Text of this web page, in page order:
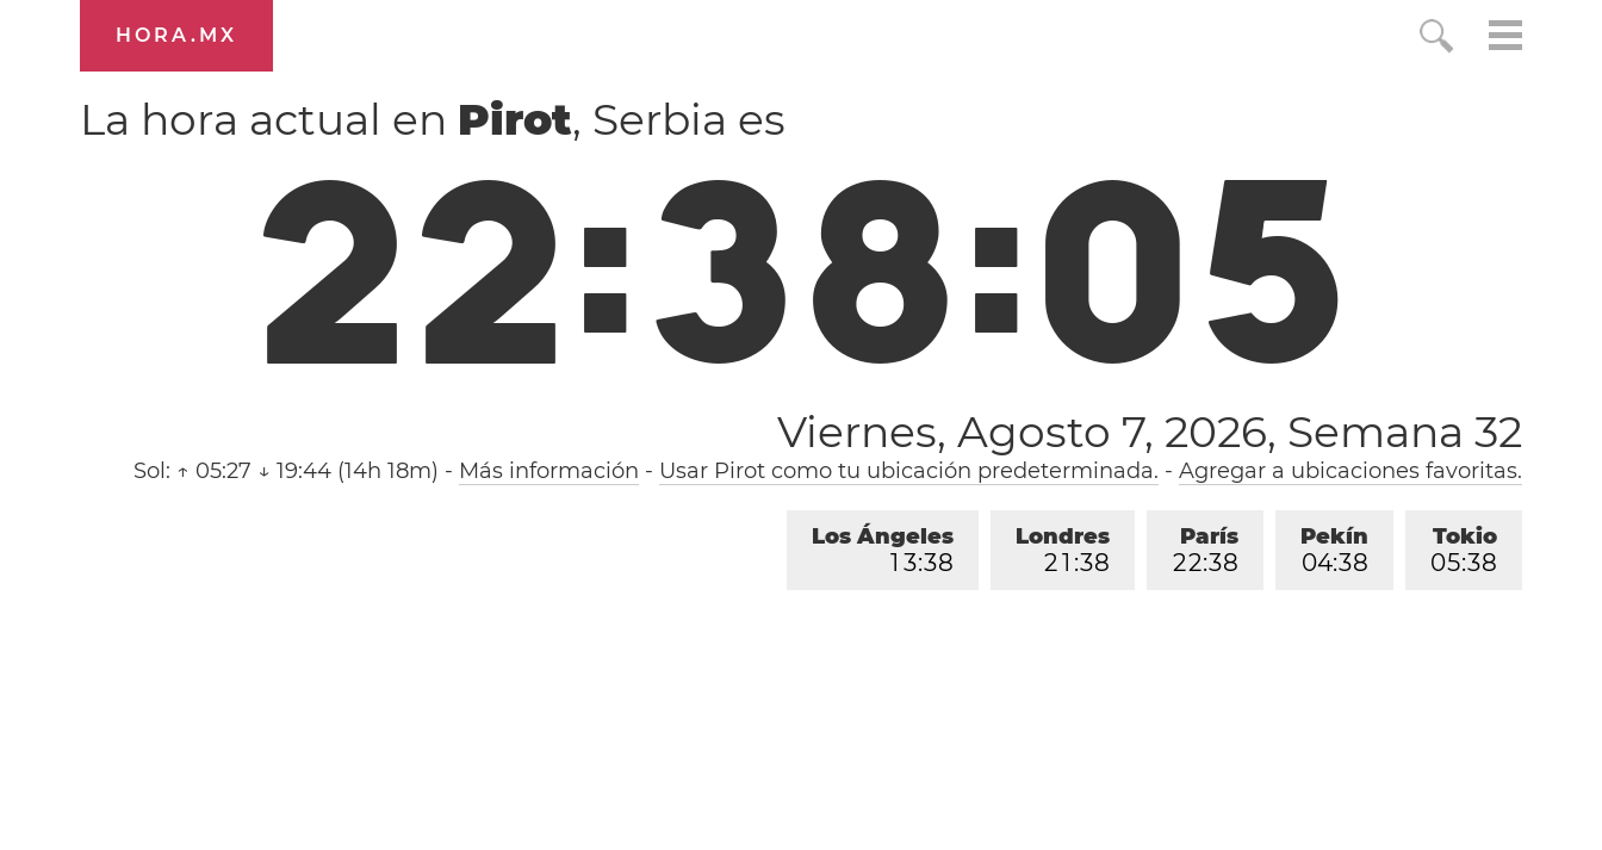
HORA.MX
La hora actual en Pirot, Serbia es
22:38:06
Viernes, Agosto 7, 2026, Semana 32
Sol: ↑ 05:27 ↓ 19:44 (14h 18m) - Más información - Usar Pirot como tu ubicación predeterminada. - Agregar a ubicaciones favoritas.
Tokio
05:38
Pekín
04:38
París
22:38
Londres
21 :38
Los Ángeles
1 3:38